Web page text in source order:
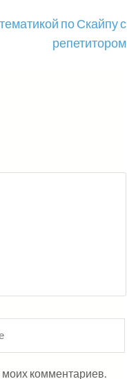
по Скайпу с
репетитором
комментариев.